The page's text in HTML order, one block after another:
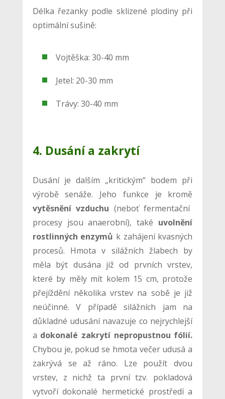
Délka řezanky podle sklizené plodiny při
optimální sušině:
Vojtěška: 30-40 mm
Jetel: 20-30 mm
Trávy: 30-40 mm
4. Dusání a zakrytí
Dusání je dalším „kritickým“ bodem při
výrobě senáže. Jeho funkce je kromě
vytěsnění vzduchu (neboť fermentační
procesy jsou anaerobní), také uvolnění
rostlinných enzymů k zahájení kvasných
procesů. Hmota v silážních žlabech by
měla být dusána již od prvních vrstev,
které by měly mít kolem 15 cm, protože
přejíždění několika vrstev na sobě je již
neúčinné. V případě silážních jam na
důkladné udusání navazuje co nejrychlejší
a dokonalé zakrytí nepropustnou fólií.
Chybou je, pokud se hmota večer udusá a
zakrývá se až ráno. Lze použít dvou
vrstev, z nichž ta první tzv. pokladová
vytvoří dokonalé hermetické prostředí a